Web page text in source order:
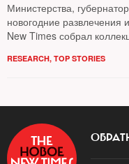
Министерства,
новогодние
New Times собрал
RESEARCH, TOP STORIES